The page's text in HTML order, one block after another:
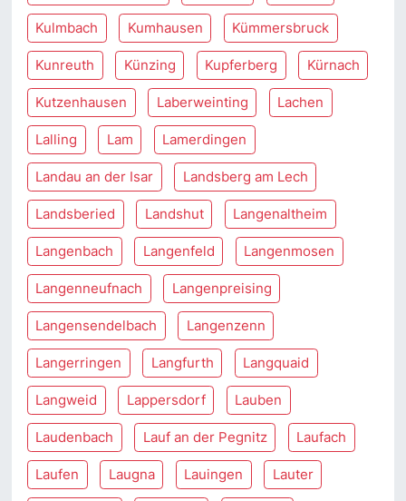
Kulmbach Kumhausen Kümmersbruck
Kunreuth Künzing Kupferberg Kürnach
Kutzenhausen Laberweinting Lachen
Lalling Lam Lamerdingen
Landau an der Isar Landsberg am Lech
Landsberied Landshut Langenaltheim
Langenbach Langenfeld Langenmosen
Langenneufnach Langenpreising
Langensendelbach Langenzenn
Langerringen Langfurth Langquaid
Langweid Lappersdorf Lauben
Laudenbach Lauf an der Pegnitz Laufach
Laufen Laugna Lauingen Lauter